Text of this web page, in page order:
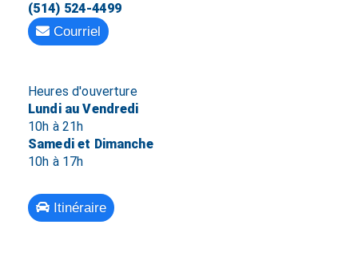
(514) 524-4499
Courriel
Heures d'ouverture
Lundi au Vendredi
10h à 21h
Samedi et Dimanche
10h à 17h
Itinéraire